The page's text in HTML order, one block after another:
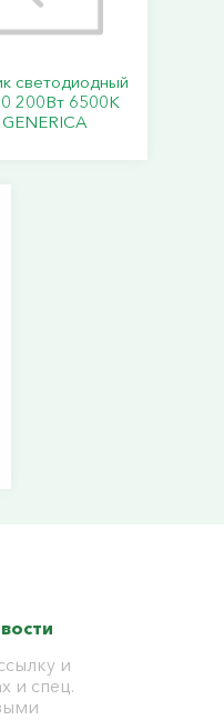
светодиодный
200Вт 6500К
и
и спец.